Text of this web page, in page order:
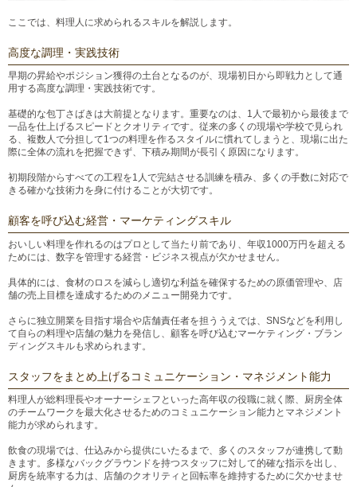
ここでは、料理人に求められるスキルを解説します。
高度な調理・実践技術
早期の昇給やポジション獲得の土台となるのが、現場初日から即戦力として通
用する高度な調理・実践技術です。
基礎的な包丁さばきは大前提となります。重要なのは、1人で最初から最後まで
一品を仕上げるスピードとクオリティです。従来の多くの現場や学校で見られ
る、複数人で分担して1つの料理を作るスタイルに慣れてしまうと、現場に出た
際に全体の流れを把握できず、下積み期間が長引く原因になります。
初期段階からすべての工程を1人で完結させる訓練を積み、多くの手数に対応で
きる確かな技術力を身に付けることが大切です。
顧客を呼び込む経営・マーケティングスキル
おいしい料理を作れるのはプロとして当たり前であり、年収1000万円を超える
ためには、数字を管理する経営・ビジネス視点が欠かせません。
具体的には、食材のロスを減らし適切な利益を確保するための原価管理や、店
舗の売上目標を達成するためのメニュー開発力です。
さらに独立開業を目指す場合や店舗責任者を担ううえでは、SNSなどを利用し
て自らの料理や店舗の魅力を発信し、顧客を呼び込むマーケティング・ブラン
ディングスキルも求められます。
スタッフをまとめ上げるコミュニケーション・マネジメント能力
料理人が総料理長やオーナーシェフといった高年収の役職に就く際、厨房全体
のチームワークを最大化させるためのコミュニケーション能力とマネジメント
能力が求められます。
飲食の現場では、仕込みから提供にいたるまで、多くのスタッフが連携して動
きます。多様なバックグラウンドを持つスタッフに対して的確な指示を出し、
厨房を統率する力は、店舗のクオリティと回転率を維持するために欠かせませ